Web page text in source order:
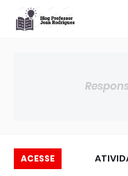
ACESSE